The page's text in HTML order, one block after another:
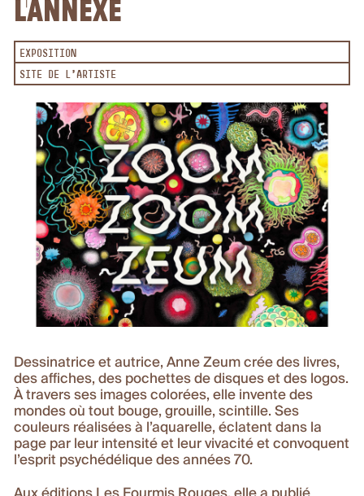
L'Annexe
EXPOSITION
SITE DE L'ARTISTE
Dessinatrice et autrice, Anne Zeum crée des livres,
des affiches, des pochettes de disques et des logos.
À travers ses images colorées, elle invente des
mondes où tout bouge, grouille, scintille. Ses
couleurs réalisées à l’aquarelle, éclatent dans la
page par leur intensité et leur vivacité et convoquent
l’esprit psychédélique des années 70.